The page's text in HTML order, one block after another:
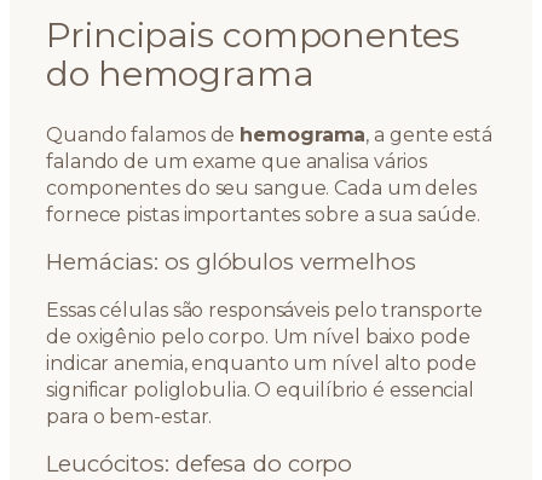
Principais componentes
do hemograma
Quando falamos de hemograma, a gente está
falando de um exame que analisa vários
componentes do seu sangue. Cada um deles
fornece pistas importantes sobre a sua saúde.
Hemácias: os glóbulos vermelhos
Essas células são responsáveis pelo transporte
de oxigênio pelo corpo. Um nível baixo pode
indicar anemia, enquanto um nível alto pode
significar poliglobulia. O equilíbrio é essencial
para o bem-estar.
Leucócitos: defesa do corpo